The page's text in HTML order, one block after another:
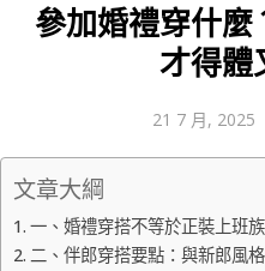
參加婚禮穿什
才得體
21 7 月, 2025
文章大綱
一、婚禮穿搭不等於正裝上班
二、伴郎穿搭要點：與新郎風